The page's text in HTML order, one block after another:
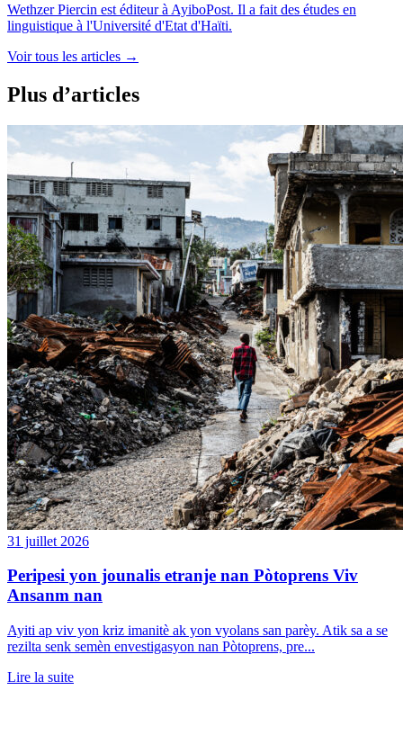
Wethzer Piercin est éditeur à AyiboPost. Il a fait des études en
linguistique à l'Université d'Etat d'Haïti.
Voir tous les articles →
Plus d’articles
31 juillet 2026
Peripesi yon jounalis etranje nan Pòtoprens Viv
Ansanm nan
Ayiti ap viv yon kriz imanitè ak yon vyolans san parèy. Atik sa a se
rezilta senk semèn envestigasyon nan Pòtoprens, pre...
Lire la suite